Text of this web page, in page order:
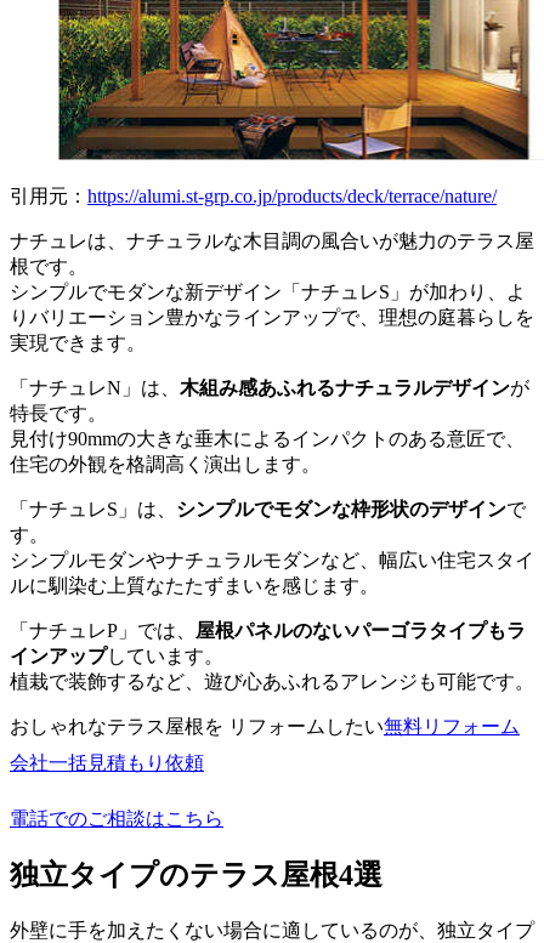
引用元： https://alumi.st-grp.co.jp/products/deck/terrace/nature/
ナチュレは、ナチュラルな木目調の風合いが魅力のテラス屋
根です。
シンプルでモダンな新デザイン「ナチュレS」が加わり、よ
りバリエーション豊かなラインアップで、理想の庭暮らしを
実現できます。
「ナチュレN」は、 木組み感あふれるナチュラルデザインが
特長です。
見付け90mmの大きな垂木によるインパクトのある意匠で、
住宅の外観を格調高く演出します。
「ナチュレS」は、 シンプルでモダンな枠形状のデザインで
す。
シンプルモダンやナチュラルモダンなど、幅広い住宅スタイ
ルに馴染む上質なたたずまいを感じます。
「ナチュレP」では、 屋根パネルのないパーゴラタイプもラ
インアップしています。
植栽で装飾するなど、遊び心あふれるアレンジも可能です。
おしゃれなテラス屋根を リフォームしたい無料リフォーム
会社一括見積もり依頼
電話でのご相談はこちら
独立タイプのテラス屋根4選
外壁に手を加えたくない場合に適しているのが、独立タイプ